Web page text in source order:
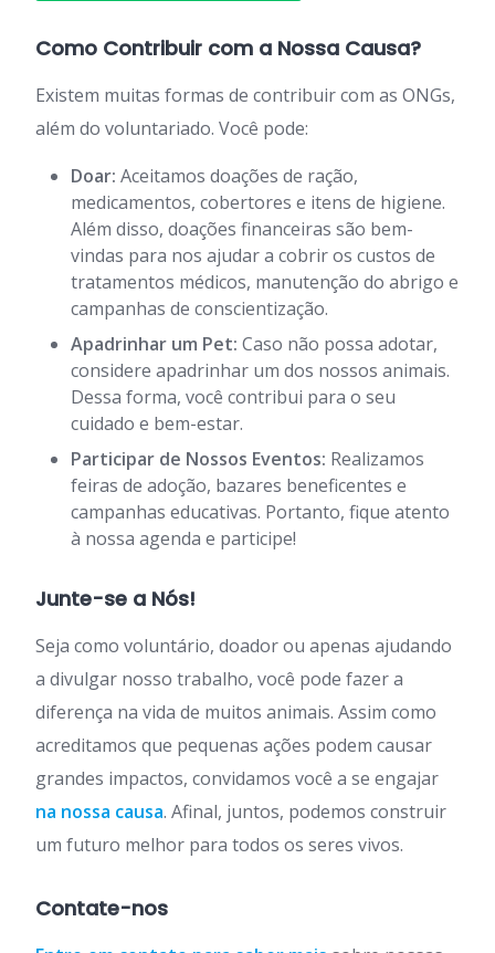
Como Contribuir com a Nossa Causa?
Existem muitas formas de contribuir com as ONGs,
além do voluntariado. Você pode:
Doar: Aceitamos doações de ração,
medicamentos, cobertores e itens de higiene.
Além disso, doações financeiras são bem-
vindas para nos ajudar a cobrir os custos de
tratamentos médicos, manutenção do abrigo e
campanhas de conscientização.
Apadrinhar um Pet: Caso não possa adotar,
considere apadrinhar um dos nossos animais.
Dessa forma, você contribui para o seu
cuidado e bem-estar.
Participar de Nossos Eventos: Realizamos
feiras de adoção, bazares beneficentes e
campanhas educativas. Portanto, fique atento
à nossa agenda e participe!
Junte-se a Nós!
Seja como voluntário, doador ou apenas ajudando
a divulgar nosso trabalho, você pode fazer a
diferença na vida de muitos animais. Assim como
acreditamos que pequenas ações podem causar
grandes impactos, convidamos você a se engajar
na nossa causa. Afinal, juntos, podemos construir
um futuro melhor para todos os seres vivos.
Contate-nos